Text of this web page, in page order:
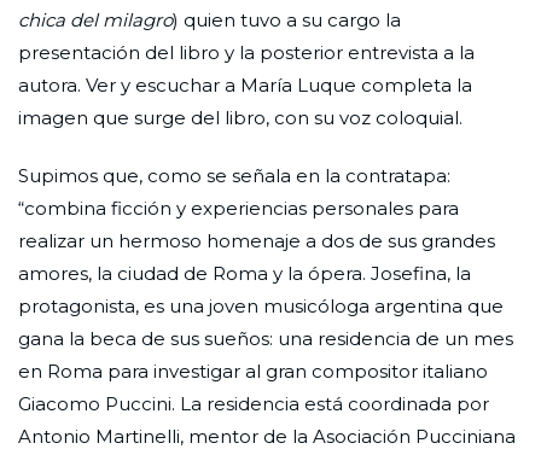
chica del milagro) quien tuvo a su cargo la
presentación del libro y la posterior entrevista a la
autora. Ver y escuchar a María Luque completa la
imagen que surge del libro, con su voz coloquial.
Supimos que, como se señala en la contratapa:
“combina ficción y experiencias personales para
realizar un hermoso homenaje a dos de sus grandes
amores, la ciudad de Roma y la ópera. Josefina, la
protagonista, es una joven musicóloga argentina que
gana la beca de sus sueños: una residencia de un mes
en Roma para investigar al gran compositor italiano
Giacomo Puccini. La residencia está coordinada por
Antonio Martinelli, mentor de la Asociación Pucciniana